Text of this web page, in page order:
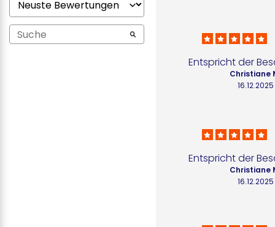
Entspricht der
16.12.2025
Christiane
Entspricht der
16.12.2025
Christiane